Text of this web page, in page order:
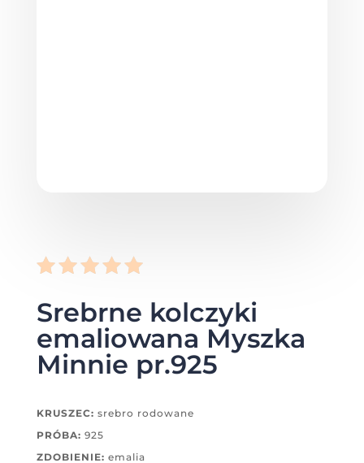
5.00 na 5
na
podstawi
eoceny
Srebrne kolczyki
emaliowana Myszka
Minnie pr.925
KRUSZEC: srebro rodowane
PRÓBA: 925
ZDOBIENIE: emalia